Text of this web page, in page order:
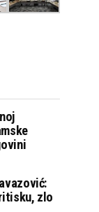
zlo